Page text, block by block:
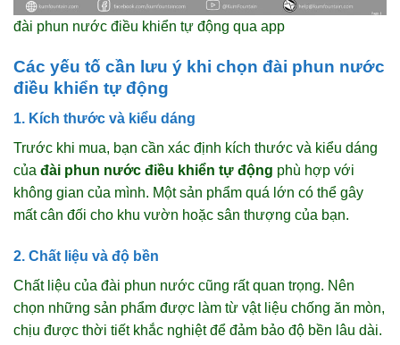
đài phun nước điều khiển tự động qua app
Các yếu tố cần lưu ý khi chọn đài phun nước
điều khiển tự động
1. Kích thước và kiểu dáng
Trước khi mua, bạn cần xác định kích thước và kiểu dáng
của đài phun nước điều khiển tự động phù hợp với
không gian của mình. Một sản phẩm quá lớn có thể gây
mất cân đối cho khu vườn hoặc sân thượng của bạn.
2. Chất liệu và độ bền
Chất liệu của đài phun nước cũng rất quan trọng. Nên
chọn những sản phẩm được làm từ vật liệu chống ăn mòn,
chịu được thời tiết khắc nghiệt để đảm bảo độ bền lâu dài.